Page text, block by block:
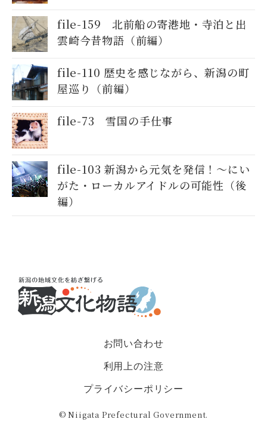
file-159 北前船の寄港地・寺泊と出
雲崎今昔物語（前編）
file-110 歴史を感じながら、新潟の町
屋巡り（前編）
file-73 雪国の手仕事
file-103 新潟から元気を発信！～にい
がた・ローカルアイドルの可能性（後
編）
お問い合わせ
利用上の注意
プライバシーポリシー
© Niigata Prefectural Government.